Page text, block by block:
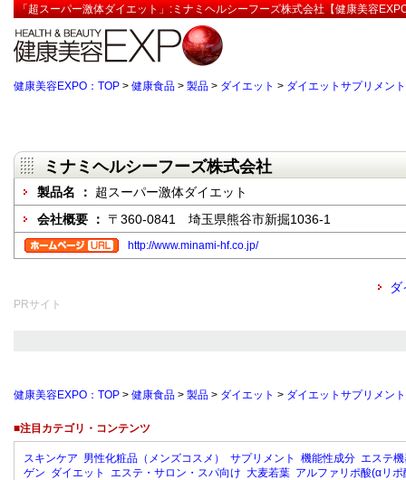
「超スーパー激体ダイエット」:ミナミヘルシーフーズ株式会社【健康美容
健康美容EXPO：TOP > 健康食品 > 製品 > ダイエット > ダイエットサプリメント
ミナミヘルシーフーズ株式会社
製品名 ： 超スーパー激体ダイエット
会社概要 ： 〒360-0841 埼玉県熊谷市新掘1036-1
http://www.minami-hf.co.jp/
PRサイト
健康美容EXPO：TOP > 健康食品 > 製品 > ダイエット > ダイエットサプリメント
■注目カテゴリ・コンテンツ
スキンケア 男性化粧品（メンズコスメ） サプリメント 機能性成分 エステ
ゲン ダイエット エステ・サロン・スパ向け 大麦若葉 アルファリポ酸(αリポ